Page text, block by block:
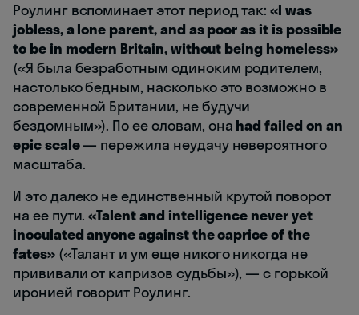
Роулинг вспоминает этот период так:«I was
jobless, a lone parent, and as poor as it is possible
to be in modern Britain, without being homeless»
(«Я была безработным одиноким родителем,
настолько бедным, насколько это возможно в
современной Британии, не будучи
бездомным»). По ее словам, она had failed on an
epic scale— пережила неудачу невероятного
масштаба.
И это далеко не единственный крутой поворот
на ее пути.«Talent and intelligence never yet
inoculated anyone against the caprice of the
fates»(«Талант и ум еще никого никогда не
прививали от капризов судьбы»), — с горькой
иронией говорит Роулинг.